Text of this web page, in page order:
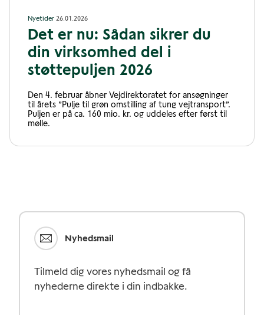
Nyetider 26.01.2026
Det er nu: Sådan sikrer du
din virksomhed del i
støttepuljen 2026
Den 4. februar åbner Vejdirektoratet for ansøgninger
til årets ”Pulje til grøn omstilling af tung vejtransport”.
Puljen er på ca. 160 mio. kr. og uddeles efter først til
mølle.
Nyhedsmail
Tilmeld dig vores nyhedsmail og få
nyhederne direkte i din indbakke.